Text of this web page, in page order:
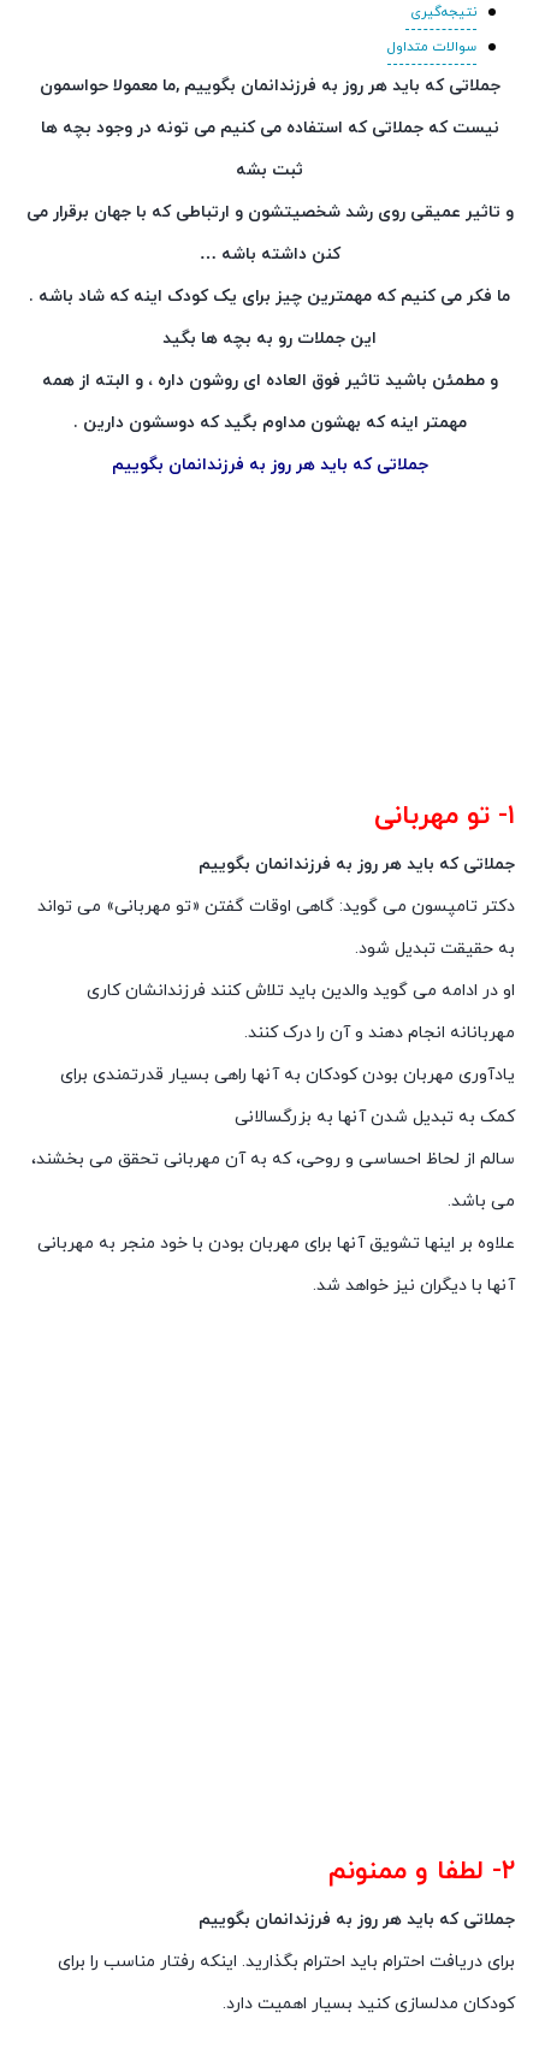
نتیجه‌گیری
سوالات متداول
جملاتی که باید هر روز به فرزندانمان بگوییم ,ما معمولا حواسمون
نیست که جملاتی که استفاده می کنیم می تونه در وجود بچه ها
ثبت بشه
و تاثیر عمیقی روی رشد شخصیتشون و ارتباطی که با جهان برقرار می
کنن داشته باشه …
ما فکر می کنیم که مهمترین چیز برای یک کودک اینه که شاد باشه .
این جملات رو به بچه ها بگید
و مطمئن باشید تاثیر فوق العاده ای روشون داره ، و البته از همه
مهمتر اینه که بهشون مداوم بگید که دوسشون دارین .
جملاتی که باید هر روز به فرزندانمان بگوییم
۱- تو مهربانی
جملاتی که باید هر روز به فرزندانمان بگوییم
دکتر تامپسون می گوید: گاهی اوقات گفتن «تو مهربانی» می تواند
به حقیقت تبدیل شود.
او در ادامه می گوید والدین باید تلاش کنند فرزندانشان کاری
مهربانانه انجام دهند و آن را درک کنند.
یادآوری مهربان بودن کودکان به آنها راهی بسیار قدرتمندی برای
کمک به تبدیل شدن آنها به بزرگسالانی
سالم از لحاظ احساسی و روحی، که به آن مهربانی تحقق می بخشند،
می باشد.
علاوه بر اینها تشویق آنها برای مهربان بودن با خود منجر به مهربانی
آنها با دیگران نیز خواهد شد.
۲- لطفا و ممنونم
جملاتی که باید هر روز به فرزندانمان بگوییم
برای دریافت احترام باید احترام بگذارید. اینکه رفتار مناسب را برای
کودکان مدلسازی کنید بسیار اهمیت دارد.